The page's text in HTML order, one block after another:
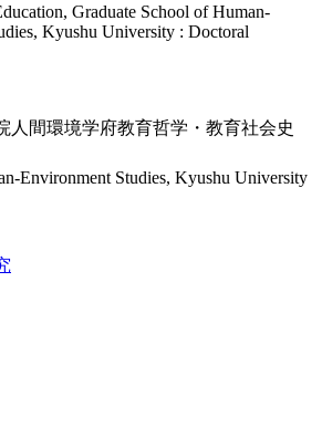
Graduate School of Human-
Kyushu University : Doctoral
人間環境学府教育哲学・教育社会史
Environment Studies, Kyushu University